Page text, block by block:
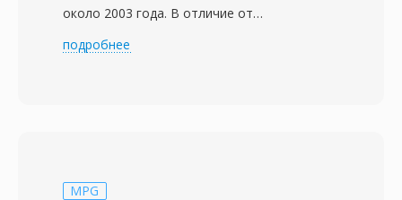
около 2003 года. В отличие от
оригинального RM с постоянным
кадрами или переходами. Такой подход
подробнее
MPG